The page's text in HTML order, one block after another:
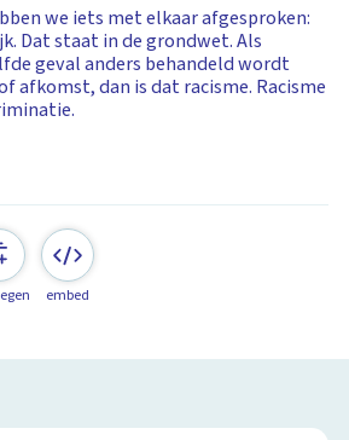
we iets met elkaar afgesproken:
Dat staat in de grondwet. Als
geval anders behandeld wordt
afkomst, dan is dat racisme. Racisme
embed